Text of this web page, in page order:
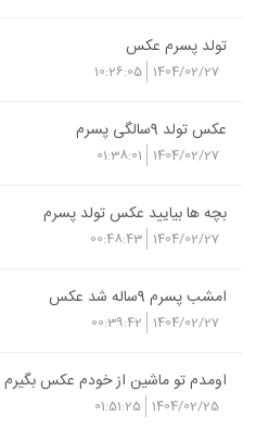
تولد پسرم عکس
1404/02/27
10:26:05
عکس تولد 9سالگی پسرم
1404/02/27
01:38:01
بچه ها بیایید عکس تولد پسرم
1404/02/27
00:48:43
امشب پسرم 9ساله شد عکس
1404/02/27
00:39:42
اومدم تو ماشین از خودم عکس بگیرم
1404/02/25
01:51:25